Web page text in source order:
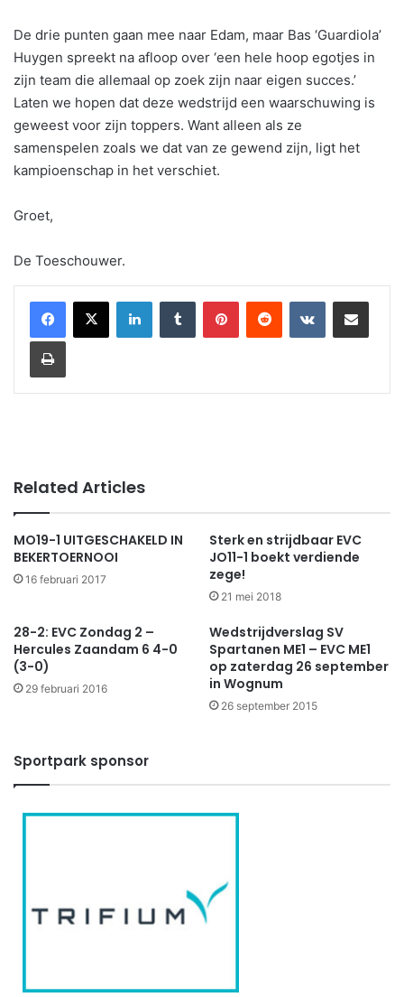
De drie punten gaan mee naar Edam, maar Bas ‘Guardiola’
Huygen spreekt na afloop over ‘een hele hoop egotjes in
zijn team die allemaal op zoek zijn naar eigen succes.’
Laten we hopen dat deze wedstrijd een waarschuwing is
geweest voor zijn toppers. Want alleen als ze
samenspelen zoals we dat van ze gewend zijn, ligt het
kampioenschap in het verschiet.
Groet,
De Toeschouwer.
LinkedInTumblr PinterestReddit VKontakteShare via Email
Print
Related Articles
MO19-1 UITGESCHAKELD IN
BEKERTOERNOOI
16 februari 2017
Sterk en strijdbaar EVC
JO11-1 boekt verdiende
zege!
21 mei 2018
28-2: EVC Zondag 2 –
Hercules Zaandam 6 4-0
(3-0)
29 februari 2016
Wedstrijdverslag SV
Spartanen ME1 – EVC ME1
op zaterdag 26 september
in Wognum
26 september 2015
Sportpark sponsor